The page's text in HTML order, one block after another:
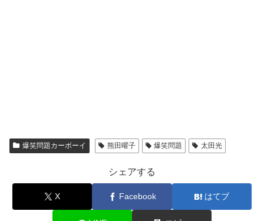
爆笑問題カーボーイ 熊田曜子 爆笑問題 太田光
シェアする
X Facebook はてブ